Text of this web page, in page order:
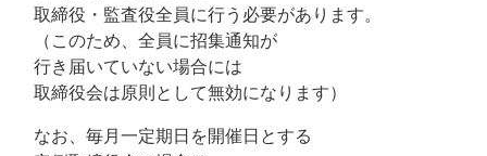
取締役・監査役全員に行う必要があります。
（このため、全員に招集通知が
行き届いていない場合には
取締役会は原則として無効になります）
なお、毎月一定期日を開催日とする